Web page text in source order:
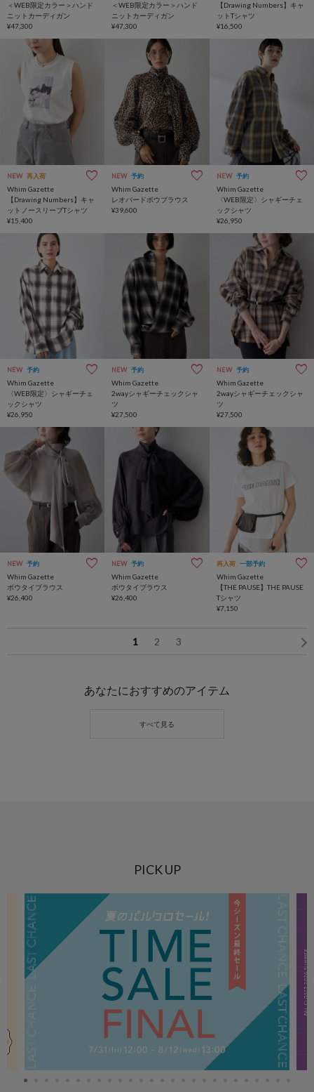
＜WEB限定カラー＞ハンド
ニットカーディガン
¥47,300
＜WEB限定カラー＞ハンド
ニットカーディガン
¥47,300
【Drawing Numbers】キャ
ットTシャツ
¥16,500
NEW 再入荷
Whim Gazette
【Drawing Numbers】キャ
ットノースリーブTシャツ
¥15,400
NEW 予約
Whim Gazette
レオパードボウブラウス
¥39,600
NEW 予約
Whim Gazette
〈WEB限定〉シャギーチェ
ックシャツ
¥26,950
NEW 予約
Whim Gazette
〈WEB限定〉シャギーチェ
ックシャツ
¥26,950
NEW 予約
Whim Gazette
2wayシャギーチェックシャ
ツ
¥27,500
NEW 予約
Whim Gazette
2wayシャギーチェックシャ
ツ
¥27,500
NEW 予約
Whim Gazette
ボウタイブラウス
¥26,400
NEW 予約
Whim Gazette
ボウタイブラウス
¥26,400
再入荷 一部予約
Whim Gazette
【THE PAUSE】THE PAUSE
Tシャツ
¥7,150
1 2 3
あなたにおすすめのアイテム
PICK UP